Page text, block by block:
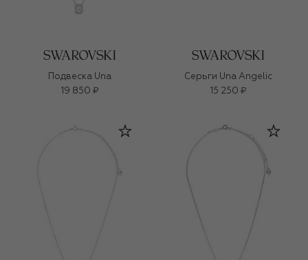
Подвеска Una
19 850 ₽
Серьги Una Angelic
15 250 ₽